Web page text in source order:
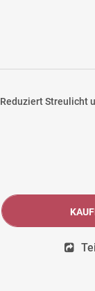
Reduziert Streulicht